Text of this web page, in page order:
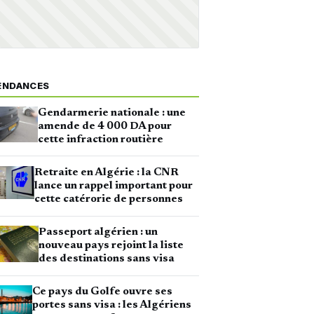
Gendarmerie nationale : une
amende de 4 000 DA pour
cette infraction routière
Retraite en Algérie : la CNR
lance un rappel important pour
cette catérorie de personnes
Passeport algérien : un
nouveau pays rejoint la liste
des destinations sans visa
Ce pays du Golfe ouvre ses
portes sans visa : les Algériens